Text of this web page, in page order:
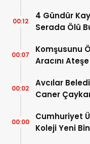
4 Gündür
Serada Ölü
00:12
Komşusunu
Aracını
00:07
Avcılar
Caner
00:02
Cumhuriyet
Koleji Yeni
00:00